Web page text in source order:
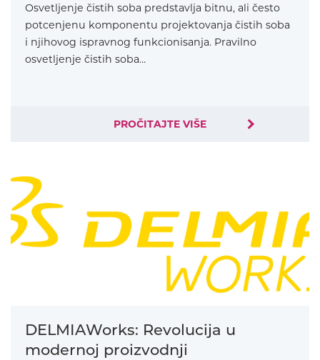
Osvetljenje čistih soba predstavlja bitnu, ali često
potcenjenu komponentu projektovanja čistih soba
i njihovog ispravnog funkcionisanja. Pravilno
osvetljenje čistih soba…
PROČITAJTE VIŠE
DELMIAWorks: Revolucija u
modernoj proizvodnji